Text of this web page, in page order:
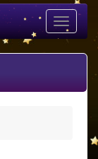
Toggle